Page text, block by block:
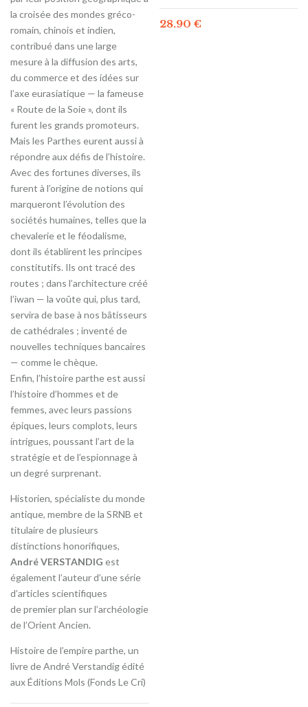
la croisée des mondes gréco-
romain, chinois et indien,
contribué dans une large
mesure à la diffusion des arts,
du commerce et des idées sur
l’axe eurasiatique — la fameuse
« Route de la Soie », dont ils
furent les grands promoteurs.
Mais les Parthes eurent aussi à
répondre aux défis de l’histoire.
Avec des fortunes diverses, ils
furent à l’origine de notions qui
marqueront l’évolution des
sociétés humaines, telles que la
chevalerie et le féodalisme,
dont ils établirent les principes
constitutifs. Ils ont tracé des
routes ; dans l’architecture créé
l’iwan — la voûte qui, plus tard,
servira de base à nos bâtisseurs
de cathédrales ; inventé de
nouvelles techniques bancaires
— comme le chèque.
Enfin, l’histoire parthe est aussi
l’histoire d’hommes et de
femmes, avec leurs passions
épiques, leurs complots, leurs
intrigues, poussant l’art de la
stratégie et de l’espionnage à
un degré surprenant.
Historien, spécialiste du monde
antique, membre de la SRNB et
titulaire de plusieurs
distinctions honorifiques,
André VERSTANDIG est
également l’auteur d’une série
d’articles scientifiques
de premier plan sur l’archéologie
de l’Orient Ancien.
Histoire de l’empire parthe, un
livre de André Verstandig édité
aux Éditions Mols (Fonds Le Cri)
28.90 €